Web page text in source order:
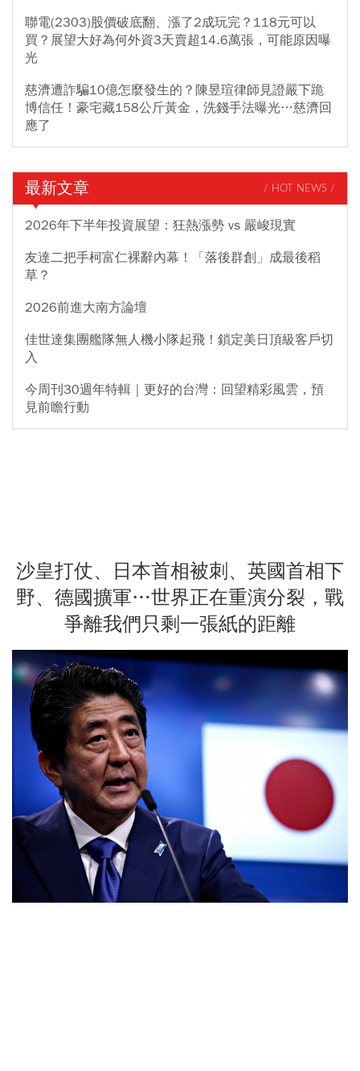
聯電(2303)股價破底翻、漲了2成玩完？118元可以
買？展望大好為何外資3天賣超14.6萬張，可能原因曝
光
慈濟遭詐騙10億怎麼發生的？陳昱瑄律師見證嚴下跪
博信任！豪宅藏158公斤黃金，洗錢手法曝光…慈濟回
應了
最新文章 / HOT NEWS /
2026年下半年投資展望：狂熱漲勢 vs 嚴峻現實
友達二把手柯富仁裸辭內幕！「落後群創」成最後稻
草？
2026前進大南方論壇
佳世達集團艦隊無人機小隊起飛！鎖定美日頂級客戶切
入
今周刊30週年特輯｜更好的台灣：回望精彩風雲，預
見前瞻行動
沙皇打仗、日本首相被刺、英國首相下
野、德國擴軍…世界正在重演分裂，戰
爭離我們只剩一張紙的距離